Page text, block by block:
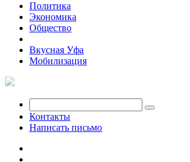
Политика
Экономика
Общество
Вкусная Уфа
Мобилизация
Контакты
Написать письмо